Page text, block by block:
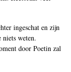
ingeschat en zijn
niets weten.
door Poetin zal